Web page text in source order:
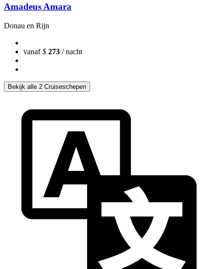
Amadeus Amara
Donau en Rijn
vanaf$ 273 / nacht
Bekijk alle 2 Cruiseschepen